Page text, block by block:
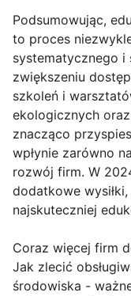
Podsumowując,
to proces
systematycznego i
zwiększeniu
szkoleń i
ekologicznych
znacząco
wpłynie zarówno
rozwój firm. W
dodatkowe
najskuteczniej
Coraz więcej firm
Jak zlecić
środowiska -